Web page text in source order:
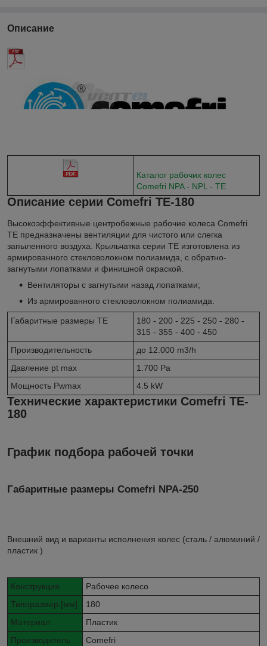
Описание
Каталог рабочих колес
Сomefri NPA - NPL - TE
Описание серии Comefri TE-180
Высокоэффективные центробежные рабочие колеса Comefri
TE предназначены вентиляции для чистого или слегка
запыленного воздуха. Крыльчатка серии TE изготовлена из
армированного стекловолокном полиамида, с обратно-
загнутыми лопатками и финишной окраской.
Вентиляторы с загнутыми назад лопатками;
Из армированного стекловолокном полиамида.
Габаритные размеры TE
180 - 200 - 225 - 250 - 280 -
315 - 355 - 400 - 450
Производительность
до 12.000 m3/h
Давление pt max
1.700 Pa
Мощность Pwmax
4.5 kW
Технические характеристики Comefri TE-
180
График подбора рабочей точки
Габаритные размеры Comefri NPA-250
Внешний вид и варианты исполнения колес (сталь / алюминий /
пластик )
Конструкция
Рабочее колесо
Типоразмер [мм]
180
Материал
Пластик
Производитель
Comefri